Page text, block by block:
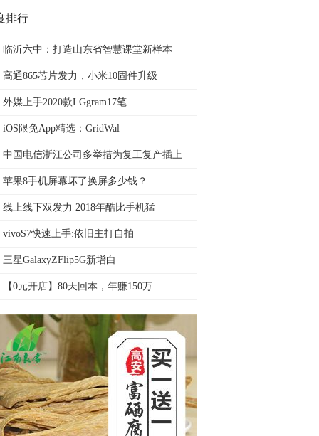
排行
临沂六中：打造山东省智慧课堂新样本
高通865芯片发力，小米10固件升级
外媒上手2020款LGgram17笔
iOS限免App精选：GridWal
中国电信浙江公司多举措为复工复产插上
苹果8手机屏幕坏了换屏多少钱？
线上线下双发力 2018年酷比手机猛
vivoS7快速上手:依旧主打自拍
三星GalaxyZFlip5G新增白
【0元开店】80天回本，年赚150万